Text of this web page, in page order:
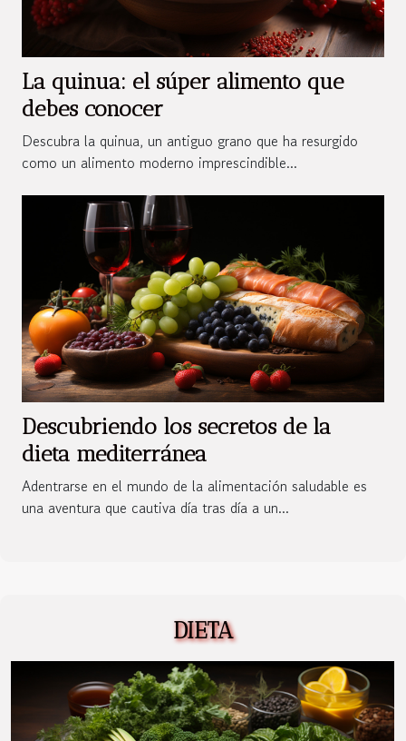
La quinua: el súper alimento que
debes conocer
Descubra la quinua, un antiguo grano que ha resurgido
como un alimento moderno imprescindible...
Descubriendo los secretos de la
dieta mediterránea
Adentrarse en el mundo de la alimentación saludable es
una aventura que cautiva día tras día a un...
DIETA